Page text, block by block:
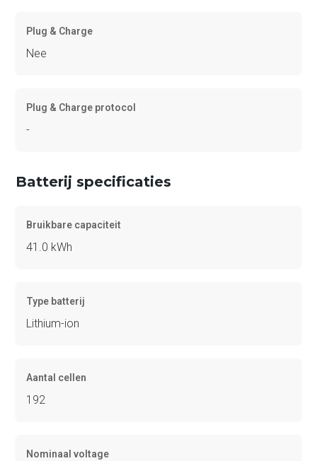
Plug & Charge
Nee
Plug & Charge protocol
-
Batterij specificaties
Bruikbare capaciteit
41.0 kWh
Type batterij
Lithium-ion
Aantal cellen
192
Nominaal voltage